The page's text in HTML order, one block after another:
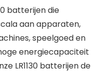
batterijen die
aan apparaten,
speelgoed en
energiecapaciteit
LR1130 batterijen de